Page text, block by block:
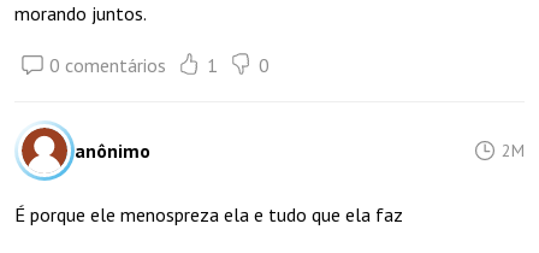
morando juntos.
0 comentários 1 0
anônimo 2M
É porque ele menospreza ela e tudo que ela faz